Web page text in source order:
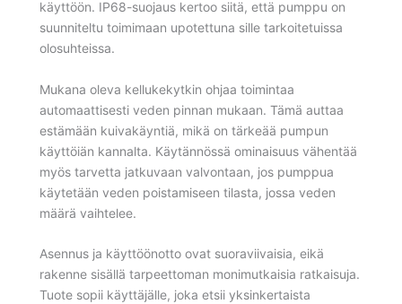
käyttöön. IP68-suojaus kertoo siitä, että pumppu on
suunniteltu toimimaan upotettuna sille tarkoitetuissa
olosuhteissa.
Mukana oleva kellukekytkin ohjaa toimintaa
automaattisesti veden pinnan mukaan. Tämä auttaa
estämään kuivakäyntiä, mikä on tärkeää pumpun
käyttöiän kannalta. Käytännössä ominaisuus vähentää
myös tarvetta jatkuvaan valvontaan, jos pumppua
käytetään veden poistamiseen tilasta, jossa veden
määrä vaihtelee.
Asennus ja käyttöönotto ovat suoraviivaisia, eikä
rakenne sisällä tarpeettoman monimutkaisia ratkaisuja.
Tuote sopii käyttäjälle, joka etsii yksinkertaista